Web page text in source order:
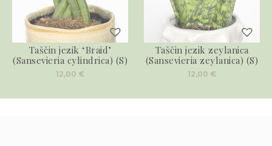
Taščin jezik ‘Braid’
(Sansevieria cylindrica) (S)
12,00 €
Taščin jezik zeylanica
(Sansevieria zeylanica) (S)
12,00 €